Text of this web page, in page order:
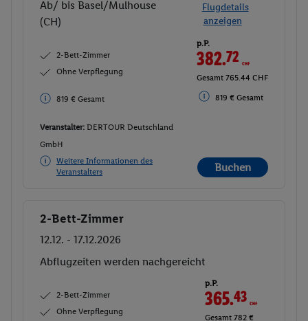
Ab/ bis Basel/Mulhouse
(CH)
Flugdetails
anzeigen
2-Bett-Zimmer
Ohne Verpflegung
819 € Gesamt
p.P.
382.72 CHF
Gesamt 765.44 CHF
819 € Gesamt
Veranstalter: DERTOUR Deutschland
GmbH
Weitere Informationen des
Veranstalters
Buchen
Buchen
2-Bett-Zimmer
12.12. - 17.12.2026
Abflugzeiten werden nachgereicht
2-Bett-Zimmer
Ohne Verpflegung
p.P.
365.43CHF
Gesamt 782 €